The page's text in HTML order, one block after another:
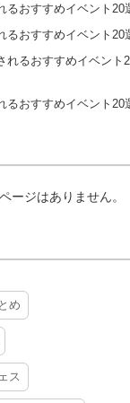
るおすすめイベント20
るおすすめイベント20
れるおすすめイベント
るおすすめイベント20
ージはありません。
め
ス